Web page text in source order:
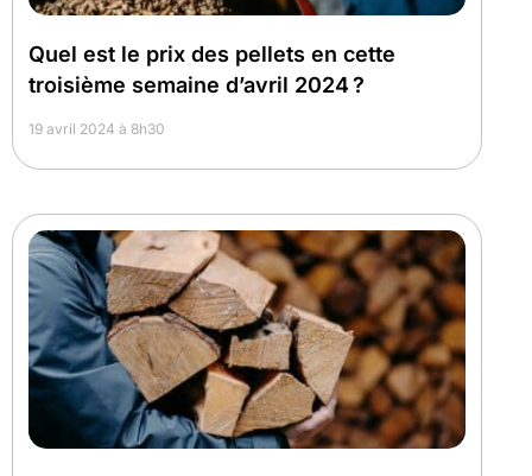
Quel est le prix des pellets en cette
troisième semaine d’avril 2024 ?
19 avril 2024 à 8h30